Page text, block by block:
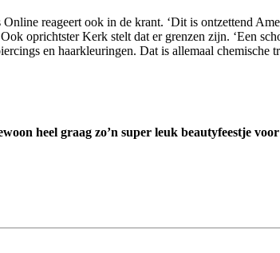
reageert ook in de krant. ‘Dit is ontzettend
oprichtster Kerk stelt dat er grenzen zijn. ‘Een
en haarkleuringen. Dat is allemaal chemische
heel graag zo’n super leuk beautyfeestje